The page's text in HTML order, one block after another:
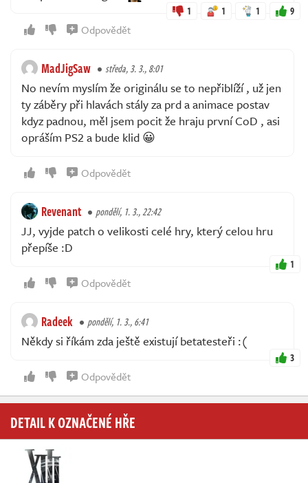
1 1 1 9
Odpovědět
MadJigSaw středa, 3. 3., 8:01
No nevím myslím že originálu se to nepřiblíží , už jen
ty záběry při hlavách stály za prd a animace postav
kdyz padnou, měl jsem pocit že hraju první CoD , asi
opráším PS2 a bude klid 😀
Odpovědět
Revenant pondělí, 1. 3., 22:42
JJ, vyjde patch o velikosti celé hry, který celou hru
přepíše :D
1
Odpovědět
Radeek pondělí, 1. 3., 6:41
Někdy si říkám zda ještě existují betatesteři :(
3
Odpovědět
DETAIL K OZNAČENÉ HŘE